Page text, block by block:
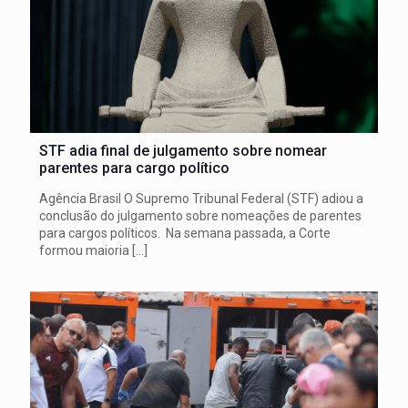
STF adia final de julgamento sobre nomear
parentes para cargo político
Agência Brasil O Supremo Tribunal Federal (STF) adiou a
conclusão do julgamento sobre nomeações de parentes
para cargos políticos. Na semana passada, a Corte
formou maioria […]